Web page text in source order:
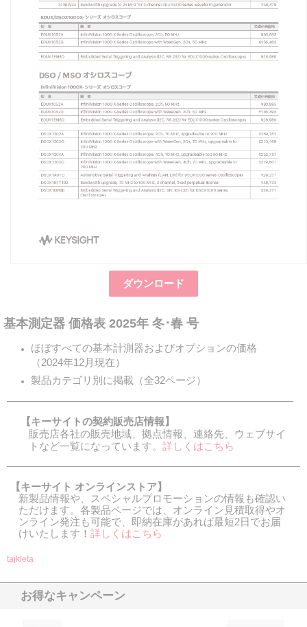
ダウンロード
基本測定器 価格表 2025年 冬･春 号
ほぼすべての基本計測器およびオプションの価格
（2024年12月現在）
製品カテゴリ別に掲載（全32ページ）
【キーサイトの契約販売店情報】
販売店各社の販売地域、拠点情報、連絡先、ウェブサイ
トなど一覧になっています。 詳しくはこちら
【キーサイト オンラインストア】
新製品情報や、スペシャルプロモーションの情報も確認い
ただけます。各製品ページでは、オンライン見積取得やオ
ンライン発注も可能で、即納在庫があれば最短2日でお届
けいたします！ 詳しくはこち ら
tajkleta
お得なキャンペーン